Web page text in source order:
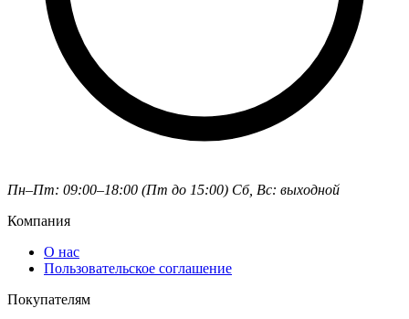
Пн–Пт: 09:00–18:00 (Пт до 15:00) Сб, Вс: выходной
Компания
О нас
Пользовательское соглашение
Покупателям